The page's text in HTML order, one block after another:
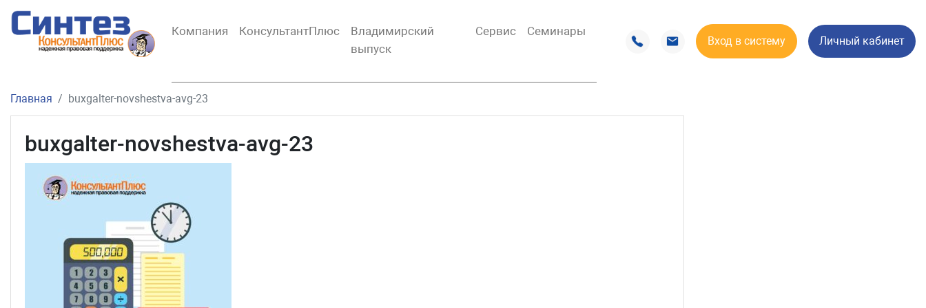
Компания КонсультантПлюс
Владимирский
выпуск
Сервис Семинары
Вход в систему Личный кабинет
Главная buxgalter-novshestva-avg-23
buxgalter-novshestva-avg-23